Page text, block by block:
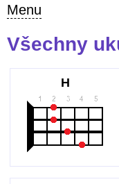
Menu
Všechny
H